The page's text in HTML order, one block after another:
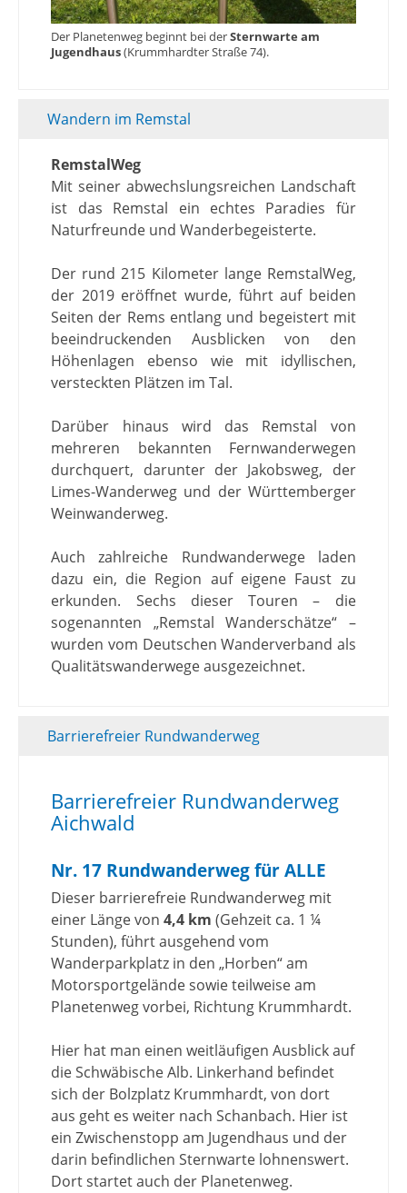
Der Planetenweg beginnt bei derSternwarte am
Jugendhaus(Krummhardter Straße 74).
Wandern im Remstal
RemstalWeg
Mit seiner abwechslungsreichen Landschaft
ist das Remstal ein echtes Paradies für
Naturfreunde und Wanderbegeisterte.
Der rund 215 Kilometer lange RemstalWeg,
der 2019 eröffnet wurde, führt auf beiden
Seiten der Rems entlang und begeistert mit
beeindruckenden Ausblicken von den
Höhenlagen ebenso wie mit idyllischen,
versteckten Plätzen im Tal.
Darüber hinaus wird das Remstal von
mehreren bekannten Fernwanderwegen
durchquert, darunter der Jakobsweg, der
Limes-Wanderweg und der Württemberger
Weinwanderweg.
Auch zahlreiche Rundwanderwege laden
dazu ein, die Region auf eigene Faust zu
erkunden. Sechs dieser Touren – die
sogenannten „Remstal Wanderschätze“ –
wurden vom Deutschen Wanderverband als
Qualitätswanderwege ausgezeichnet.
Barrierefreier Rundwanderweg
Barrierefreier Rundwanderweg
Aichwald
Nr. 17 Rundwanderweg für ALLE
Dieser barrierefreie Rundwanderweg mit
einer Länge von4,4 km (Gehzeit ca. 1 ¼
Stunden), führt ausgehend vom
Wanderparkplatz in den „Horben“ am
Motorsportgelände sowie teilweise am
Planetenweg vorbei, Richtung Krummhardt.
Hier hat man einen weitläufigen Ausblick auf
die Schwäbische Alb. Linkerhand befindet
sich der Bolzplatz Krummhardt, von dort
aus geht es weiter nach Schanbach. Hier ist
ein Zwischenstopp am Jugendhaus und der
darin befindlichen Sternwarte lohnenswert.
Dort startet auch der Planetenweg.